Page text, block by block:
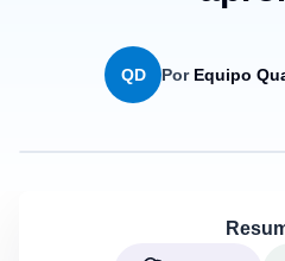
QD Por Equipo